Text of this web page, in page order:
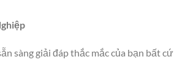
sàng giải đáp thắc mắc của bạn bất cứ